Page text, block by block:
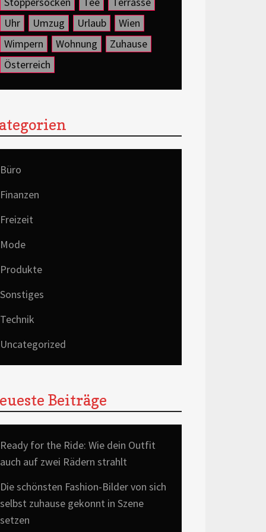
Uhr
Umzug Urlaub
Wien
Wimpern
Wohnung
Zuhause
Österreich
Büro
Finanzen
Freizeit
Mode
Produkte
Sonstiges
Technik
Uncategorized
Beiträge
Ready for the Ride: Wie dein Outfit
auch auf zwei Rädern strahlt
Die schönsten Fashion-Bilder von sich
selbst zuhause gekonnt in Szene
setzen